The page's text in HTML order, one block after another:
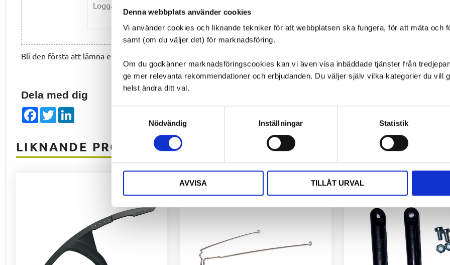
Denna webbplats använder cookies
Vi använder cookies och liknande tekniker för att webbplatsen ska fungera, för att mäta och
samt (om du väljer det) för marknadsföring.
Om du godkänner marknadsföringscookies kan vi även visa inbäddade tjänster från
ge mer relevanta rekommendationer och erbjudanden. Du väljer själv vilka kategorier du vill
helst ändra ditt val.
Nödvändig
Inställningar Statistik
AVVISA TILLÅT URVAL
Dela med dig
Facebook
Twitter
Bli den första att lämna ett omdöme.
LIKNANDE PRODUKTER